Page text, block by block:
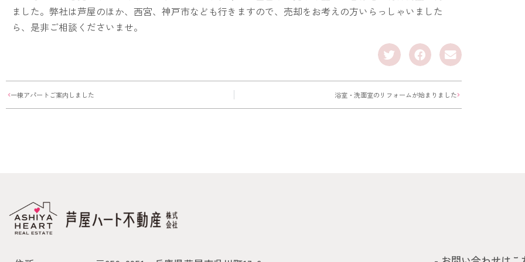
ました。弊社は芦屋のほか、西宮、神戸市なども行きますので、売却をお考えの方いらっしゃいました
ら、是非ご相談くださいませ。
一棟アパートご案内しました 浴室・洗面室のリフォームが始まりました